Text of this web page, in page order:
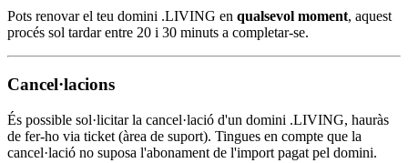
Pots renovar el teu domini .LIVING en qualsevol moment, aquest
procés sol tardar entre 20 i 30 minuts a completar-se.
Cancel·lacions
És possible sol·licitar la cancel·lació d'un domini .LIVING, hauràs
de fer-ho via ticket (àrea de suport). Tingues en compte que la
cancel·lació no suposa l'abonament de l'import pagat pel domini.